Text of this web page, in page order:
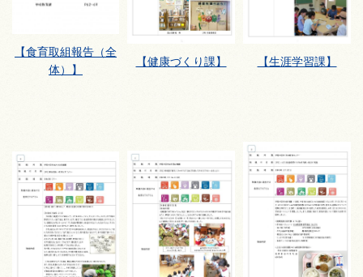
【食育取組報告（全
体）】
【健康づくり課】 【生涯学習課】